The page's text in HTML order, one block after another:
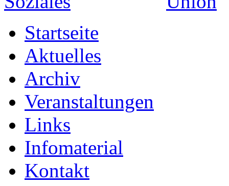
Startseite
Aktuelles
Archiv
Veranstaltungen
Links
Infomaterial
Kontakt